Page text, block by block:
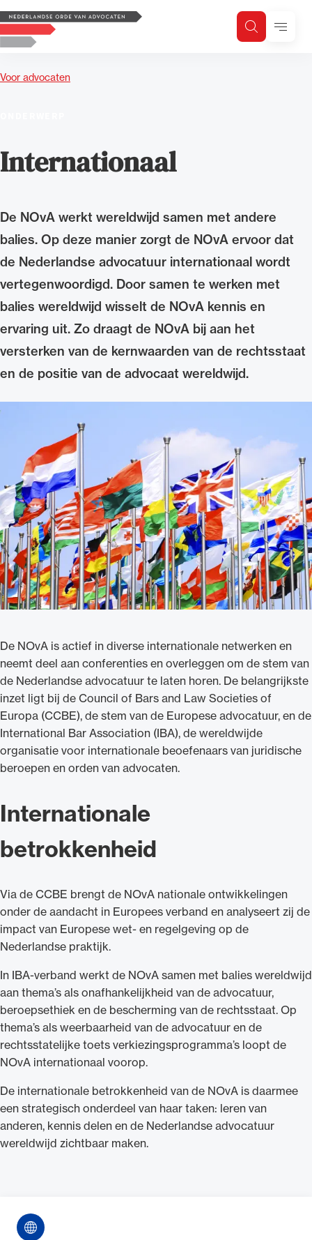
Logo, to the homepage
ZoekenMenu
Voor advocaten
Internationaal
De NOvA werkt wereldwijd samen met andere
balies. Op deze manier zorgt de NOvA ervoor dat
de Nederlandse advocatuur internationaal wordt
vertegenwoordigd. Door samen te werken met
balies wereldwijd wisselt de NOvA kennis en
ervaring uit. Zo draagt de NOvA bij aan het
versterken van de kernwaarden van de rechtsstaat
en de positie van de advocaat wereldwijd.
De NOvA is actief in diverse internationale netwerken en
neemt deel aan conferenties en overleggen om de stem van
de Nederlandse advocatuur te laten horen. De belangrijkste
inzet ligt bij de Council of Bars and Law Societies of
Europa (CCBE), de stem van de Europese advocatuur, en de
International Bar Association (IBA), de wereldwijde
organisatie voor internationale beoefenaars van juridische
beroepen en orden van advocaten.
Internationale
betrokkenheid
Via de CCBE brengt de NOvA nationale ontwikkelingen
onder de aandacht in Europees verband en analyseert zij de
impact van Europese wet- en regelgeving op de
Nederlandse praktijk.
In IBA-verband werkt de NOvA samen met balies wereldwijd
aan thema’s als onafhankelijkheid van de advocatuur,
beroepsethiek en de bescherming van de rechtsstaat. Op
thema’s als weerbaarheid van de advocatuur en de
rechtsstatelijke toets verkiezingsprogramma’s loopt de
NOvA internationaal voorop.
De internationale betrokkenheid van de NOvA is daarmee
een strategisch onderdeel van haar taken: leren van
anderen, kennis delen en de Nederlandse advocatuur
wereldwijd zichtbaar maken.
Zoeken
Zoek op trefwoord
Uitgelicht
Alle wet- en regelgeving voor de advocatuur.
Van de Advocatenwet tot de Verordening op
de advocatuur (Voda) en de Regeling op de
advocatuur (Roda).
Ondersteuning voor advocaten bij hun
beroepsuitoefening: van de advocatenpas tot
het rechtsgebiedenregister en
geheimhoudernummers.